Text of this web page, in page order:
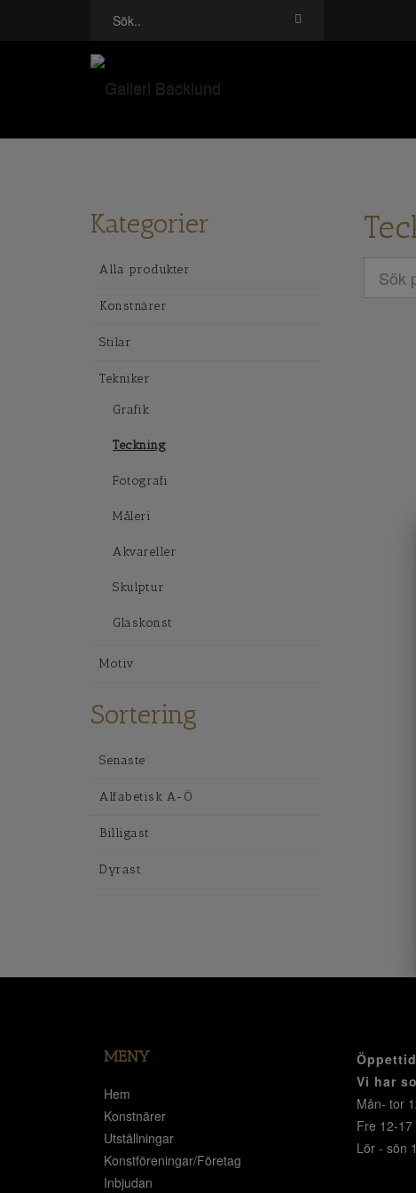
Kategorier
Alla produkter
Konstnärer
Stilar
Tekniker
Grafik
Teckning
Fotografi
Måleri
Akvareller
Skulptur
Glaskonst
Motiv
Sortering
Senaste
Alfabetisk A-Ö
Billigast
Dyrast
MENY
Hem
Konstnärer
Utställningar
Konstföreningar/Företag
Inbjudan
Vi har
Mån- tor
Fre 12-17
Lör - sön